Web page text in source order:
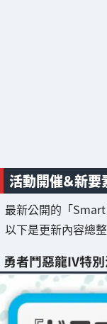
活動開催＆新要
最新公開的「
以下是更新內容總整
勇者鬥惡龍IV特